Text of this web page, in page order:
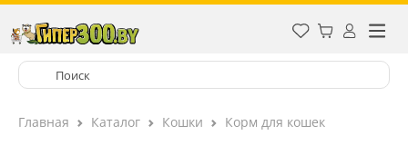
Главная Каталог Кошки Корм для кошек